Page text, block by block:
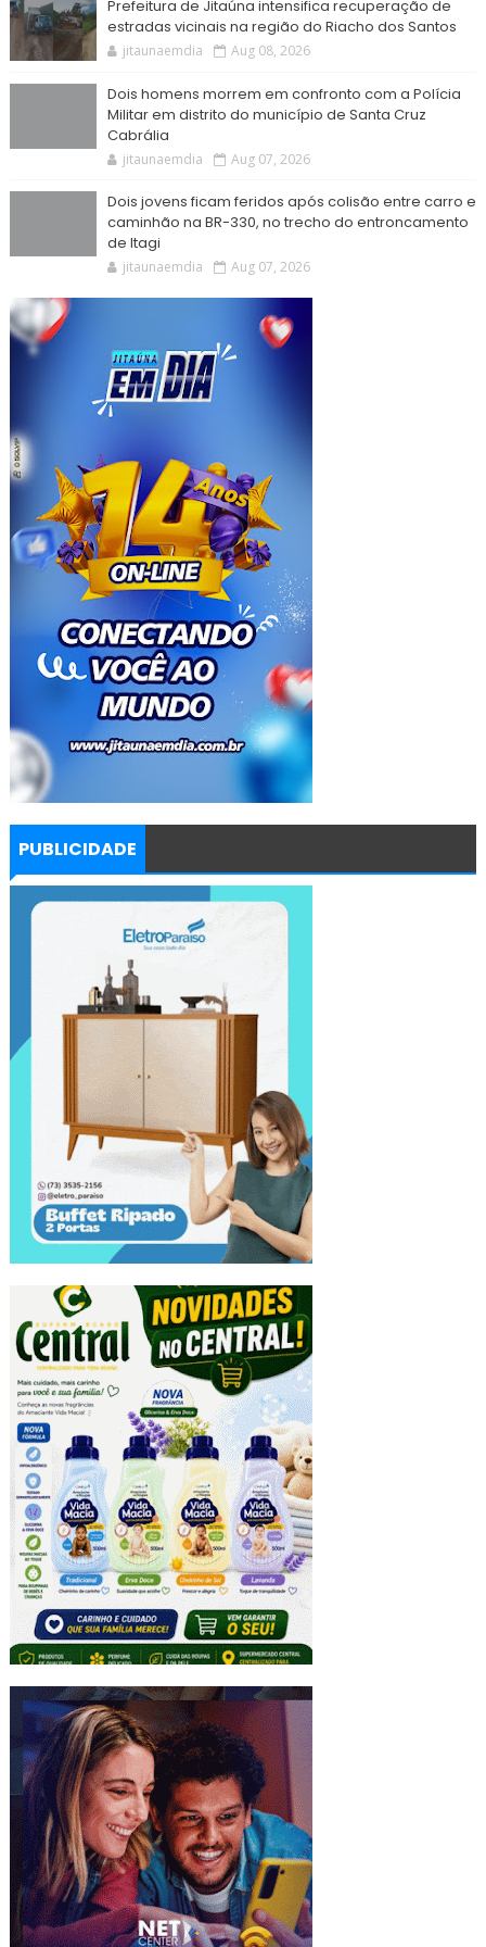
Prefeitura de Jitaúna intensifica recuperação de
estradas vicinais na região do Riacho dos Santos
jitaunaemdia Aug 08, 2026
Dois homens morrem em confronto com a Polícia
Militar em distrito do município de Santa Cruz
Cabrália
jitaunaemdia Aug 07, 2026
Dois jovens ficam feridos após colisão entre carro e
caminhão na BR-330, no trecho do entroncamento
de Itagi
jitaunaemdia Aug 07, 2026
PUBLICIDADE